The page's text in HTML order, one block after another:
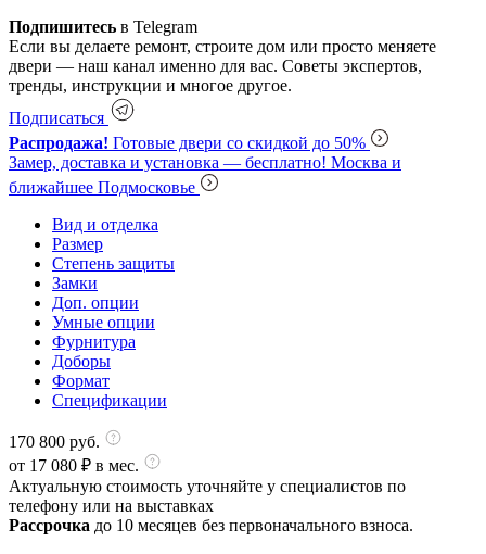
Подпишитесь в Telegram
Если вы делаете ремонт, строите дом или просто меняете
двери — наш канал именно для вас. Советы экспертов,
тренды, инструкции и многое другое.
Подписаться
Распродажа! Готовые двери со скидкой до 50%
Замер, доставка и установка — бесплатно! Москва и
ближайшее Подмосковье
Вид и отделка
Размер
Степень защиты
Замки
Доп. опции
Умные опции
Фурнитура
Доборы
Формат
Спецификации
170 800 руб.
от 17 080 ₽ в мес.
Актуальную стоимость уточняйте у специалистов по
телефону или на выставках
Рассрочка до 10 месяцев без первоначального взноса.